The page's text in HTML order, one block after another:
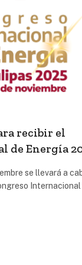
recibir el
de Energía
se llevará a